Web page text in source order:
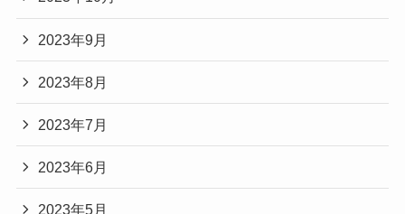
2023年9月
2023年8月
2023年7月
2023年6月
2023年5月